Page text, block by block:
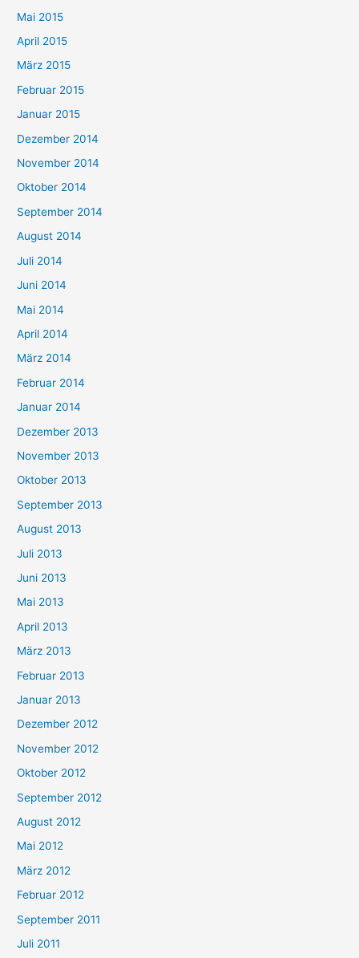
Mai 2015
April 2015
März 2015
Februar 2015
Januar 2015
Dezember 2014
November 2014
Oktober 2014
September 2014
August 2014
Juli 2014
Juni 2014
Mai 2014
April 2014
März 2014
Februar 2014
Januar 2014
Dezember 2013
November 2013
Oktober 2013
September 2013
August 2013
Juli 2013
Juni 2013
Mai 2013
April 2013
März 2013
Februar 2013
Januar 2013
Dezember 2012
November 2012
Oktober 2012
September 2012
August 2012
Mai 2012
März 2012
Februar 2012
September 2011
Juli 2011